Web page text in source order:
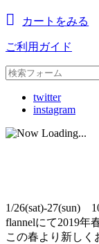
カートをみる
ご利用ガイド
twitter
instagram
1/26(sat)-27(sun)
flannelにて2019年
この春より新しく